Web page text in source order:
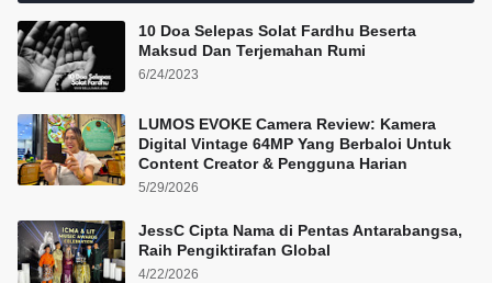
10 Doa Selepas Solat Fardhu Beserta
Maksud Dan Terjemahan Rumi
6/24/2023
LUMOS EVOKE Camera Review: Kamera
Digital Vintage 64MP Yang Berbaloi Untuk
Content Creator & Pengguna Harian
5/29/2026
JessC Cipta Nama di Pentas Antarabangsa,
Raih Pengiktirafan Global
4/22/2026